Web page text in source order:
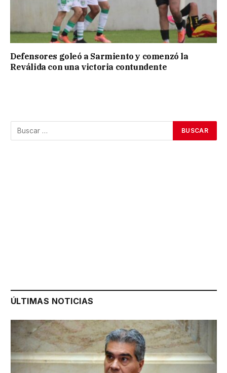
Defensores goleó a Sarmiento y comenzó la
Reválida con una victoria contundente
ÚLTIMAS NOTICIAS